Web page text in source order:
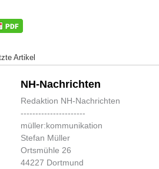
Artikel
NH-Nachrichten
Redaktion NH-Nachrichten
----------------------
müller:kommunikation
Stefan Müller
Ortsmühle 26
44227 Dortmund